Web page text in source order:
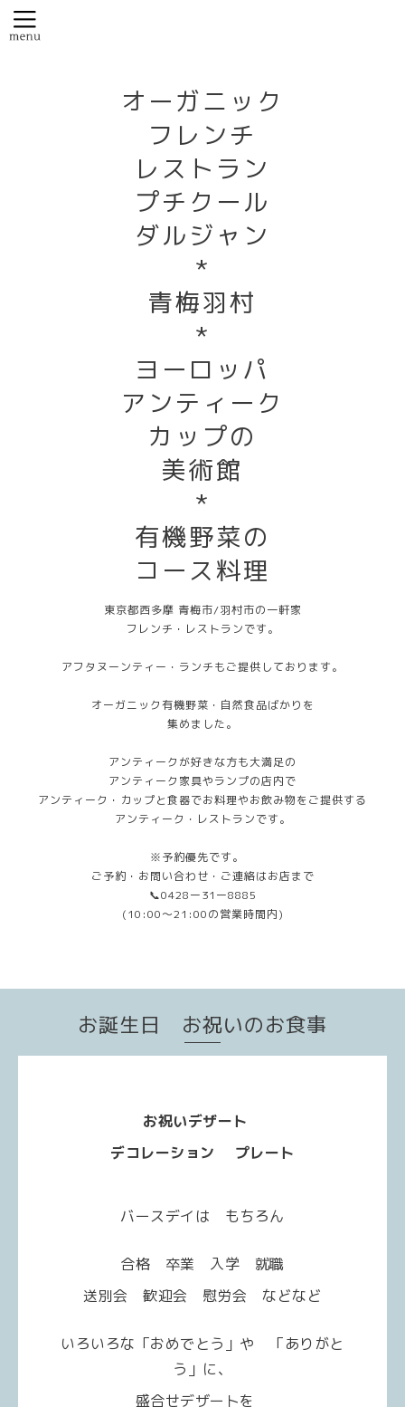
オーガニック
フレンチ
レストラン
プチクール
ダルジャン
*
青梅羽村
*
ヨーロッパ
アンティーク
カップの
美術館
*
有機野菜の
コース料理
東京都西多摩 青梅市/羽村市の一軒家
フレンチ・レストランです。
アフタヌーンティー・ランチもご提供しております。
オーガニック有機野菜・自然食品ばかりを
集めました。
アンティークが好きな方も大満足の
アンティーク家具やランプの店内で
アンティーク・カップと食器でお料理やお飲み物をご提供する
アンティーク・レストランです。
※予約優先です。
ご予約・お問い合わせ・ご連絡はお店まで
📞0428ー31ー8885
(10:00〜21:00の営業時間内)
お誕生日 お祝いのお食事
お祝いデザート
デコレーション
プレート
バースデイは もちろん
合格 卒業 入学 就職
送別会 歓迎会 慰労会 などなど
いろいろな「おめでとう」や 「ありがと
う」に、
盛合せデザートを